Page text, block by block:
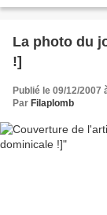
La photo du
!]
Publié le 09/12/2007
Par Filaplomb